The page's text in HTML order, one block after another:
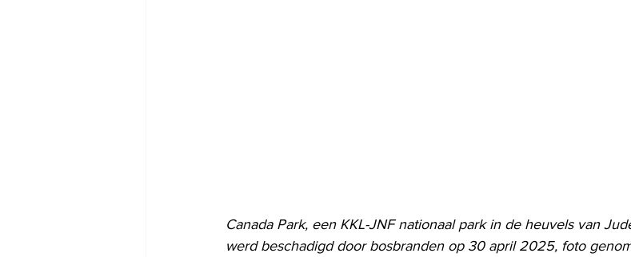
Canada Park, een KKL-JNF nationaal park in de heuvels van
werd beschadigd door bosbranden op 30 april 2025, foto